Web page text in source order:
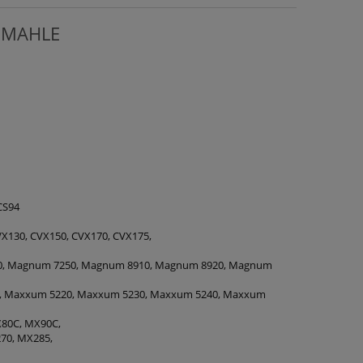
CVX150, CVX170, CVX175,
7250, Magnum 8910, Magnum 8920, Magnum
5220, Maxxum 5230, Maxxum 5240, Maxxum
MX90C,
MX285,